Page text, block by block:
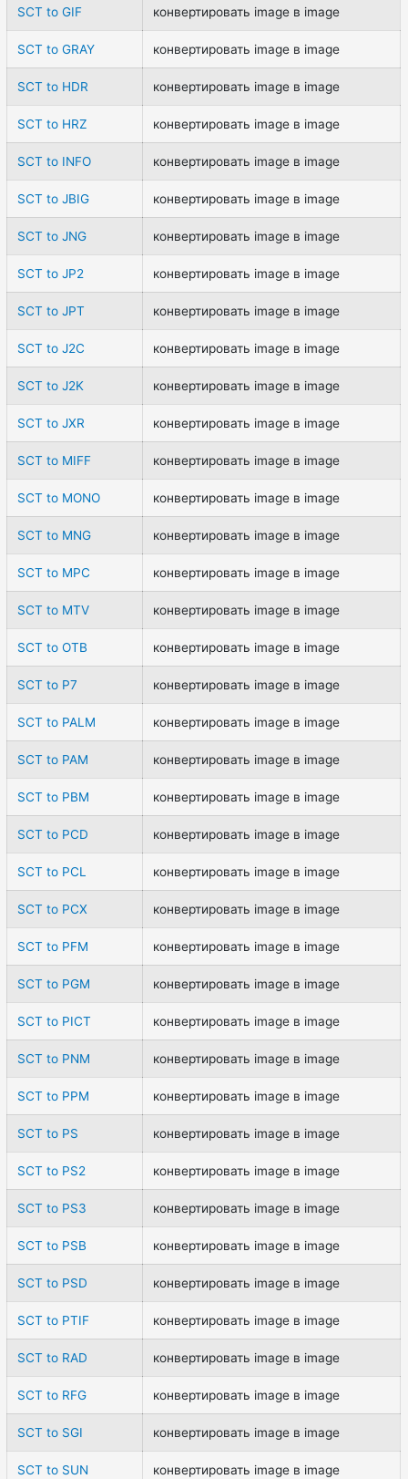
SCT to GIF конвертировать image в image
SCT to GRAY конвертировать image в image
SCT to HDR конвертировать image в image
SCT to HRZ конвертировать image в image
SCT to INFO конвертировать image в image
SCT to JBIG конвертировать image в image
SCT to JNG конвертировать image в image
SCT to JP2 конвертировать image в image
SCT to JPT конвертировать image в image
SCT to J2C конвертировать image в image
SCT to J2K конвертировать image в image
SCT to JXR конвертировать image в image
SCT to MIFF конвертировать image в image
SCT to MONO конвертировать image в image
SCT to MNG конвертировать image в image
SCT to MPC конвертировать image в image
SCT to MTV конвертировать image в image
SCT to OTB конвертировать image в image
SCT to P7 конвертировать image в image
SCT to PALM конвертировать image в image
SCT to PAM конвертировать image в image
SCT to PBM конвертировать image в image
SCT to PCD конвертировать image в image
SCT to PCL конвертировать image в image
SCT to PCX конвертировать image в image
SCT to PFM конвертировать image в image
SCT to PGM конвертировать image в image
SCT to PICT конвертировать image в image
SCT to PNM конвертировать image в image
SCT to PPM конвертировать image в image
SCT to PS конвертировать image в image
SCT to PS2 конвертировать image в image
SCT to PS3 конвертировать image в image
SCT to PSB конвертировать image в image
SCT to PSD конвертировать image в image
SCT to PTIF конвертировать image в image
SCT to RAD конвертировать image в image
SCT to RFG конвертировать image в image
SCT to SGI конвертировать image в image
SCT to SUN конвертировать image в image